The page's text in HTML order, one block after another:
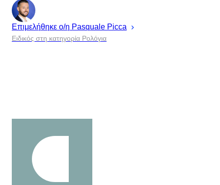
Επιμελήθηκε ο/η Pasquale Picca
Ειδικός στη κατηγορία Ρολόγια